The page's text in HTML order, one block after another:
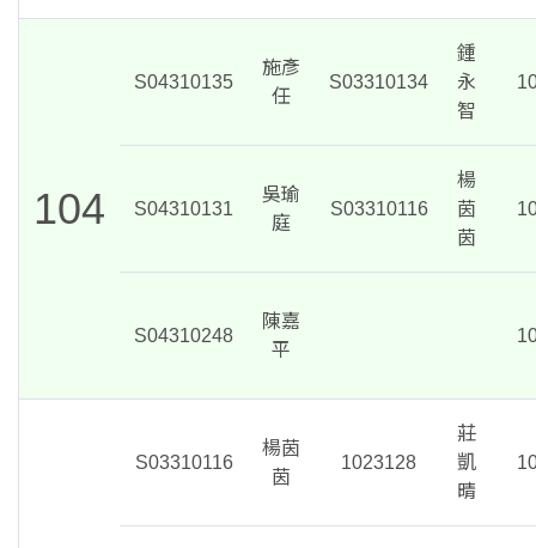
104
S04310135
施彥
任
S03310134
鍾
永
智
S04310131
吳瑜
庭
S03310116
楊
茵
茵
S04310248
陳嘉
平
S03310116
楊茵
茵
1023128
莊
凱
晴